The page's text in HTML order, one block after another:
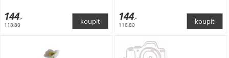
144,-
118,80
144,-
118,80